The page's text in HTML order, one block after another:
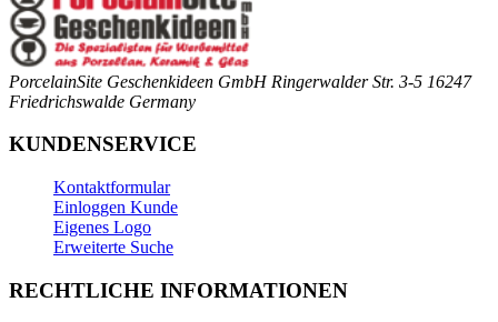
PorcelainSite Geschenkideen GmbH Ringerwalder Str. 3-5 16247
Friedrichswalde Germany
KUNDENSERVICE
Kontaktformular
Einloggen Kunde
Eigenes Logo
Erweiterte Suche
RECHTLICHE INFORMATIONEN